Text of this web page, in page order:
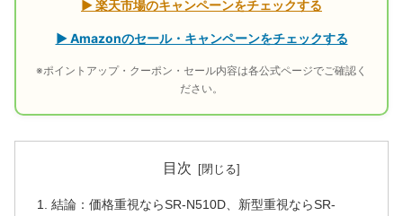
▶ 楽天市場のキャンペーンをチェックする
▶ Amazonのセール・キャンペーンをチェックする
※ポイントアップ・クーポン・セール内容は各公式ページでご確認く
ださい。
目次
結論：価格重視ならSR-N510D、新型重視ならSR-